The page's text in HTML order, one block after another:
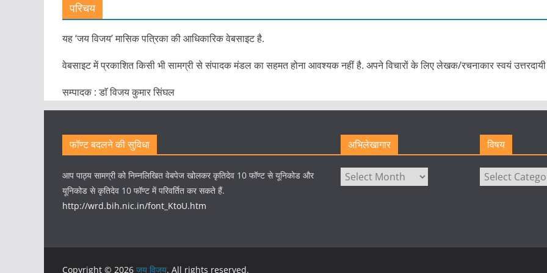
परिचय
यह ‘जय विजय’ मासिक पत्रिका की आधिकारिक वेबसाइट है.
वेबसाइट में प्रकाशित किसी भी सामग्री से संपादक मंडल का सहमत होना आवश्यक नहीं है. अपने विचारों के लिए लेखक/रचनाकार स्वयं
सम्पादक : डाॅ विजय कुमार सिंघल
फॉण्ट बदलने की सुविधा
आप पाठ्य सामग्री को निम्नलिखित वेबपेज खोलकर कृतिदेव 10 फॉण्ट से यूनिकोड और
यूनिकोड से कृतिदेव 10 फॉण्ट में परिवर्तित कर सकते हैं.
http://wrd.bih.nic.in/font_KtoU.htm
अभिलेखागार
अभिलेखागार
विषय
विषय
Copyright © 2026 जय विजय. All rights reserved.